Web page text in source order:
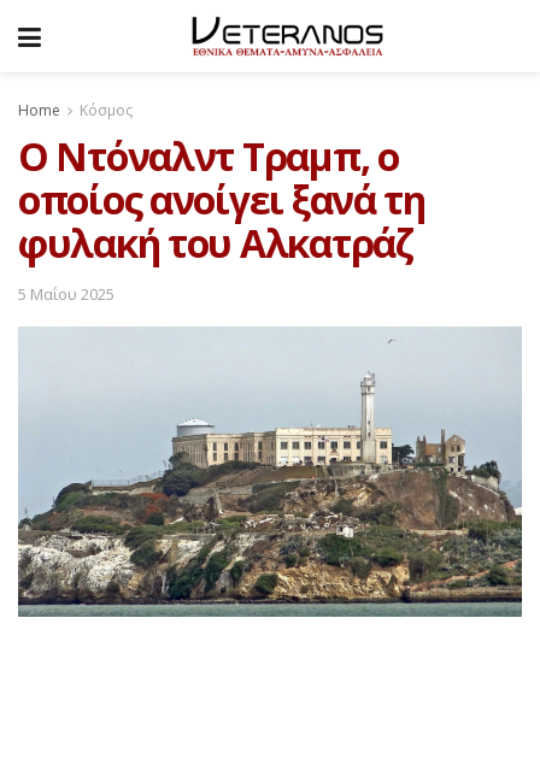
Home Κόσμος
O Ντόναλντ Τραμπ, ο
οποίος ανοίγει ξανά τη
φυλακή του Αλκατράζ
5 Μαΐου 2025